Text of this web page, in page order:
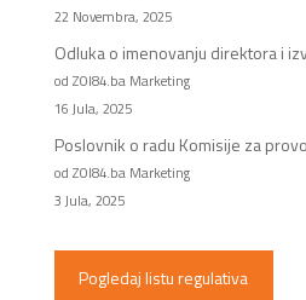
22 Novembra, 2025
Odluka o imenovanju direktora i
od ZOI84.ba Marketing
16 Jula, 2025
Poslovnik o radu Komisije za
od ZOI84.ba Marketing
3 Jula, 2025
Pogledaj listu regulativa